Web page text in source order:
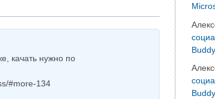
качать нужно по
#more-134